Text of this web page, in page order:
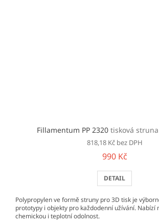
Fillamentum PP 2320 tisková
818,18 Kč bez DPH
990 Kč
DETAIL
Polypropylen ve formě struny pro 3D tisk je
prototypy i objekty pro každodenní užívání. Nabízí
chemickou i teplotní odolnost.